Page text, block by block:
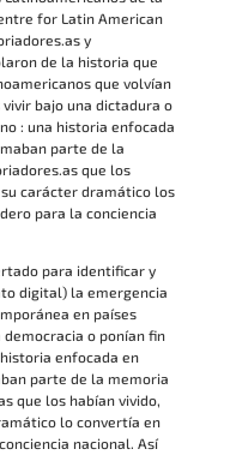
for Latin American
y
de la historia que
que volvían
bajo una dictadura o
: una historia enfocada
parte de la
que los
carácter dramático los
para la conciencia
para identificar y
digital) la emergencia
en países
o ponían fin
enfocada en
parte de la memoria
que los habían vivido,
lo convertía en
nacional. Así